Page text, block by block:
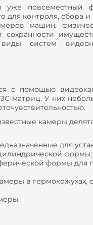
повсеместный
для контроля, сбора
машин,
систем
с помощью
матриц. У них
камеры
для
формы;
формы для
в гермокожухах,